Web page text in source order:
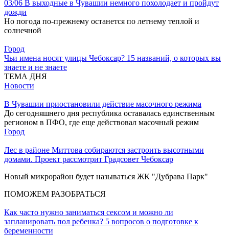
03/06 В выходные в Чувашии немного похолодает и пройдут
дожди
Но погода по-прежнему останется по летнему теплой и
солнечной
Город
Чьи имена носят улицы Чебоксар? 15 названий, о которых вы
знаете и не знаете
ТЕМА ДНЯ
Новости
В Чувашии приостановили действие масочного режима
До сегодняшнего дня республика оставалась единственным
регионом в ПФО, где еще действовал масочный режим
Город
Лес в районе Миттова собираются застроить высотными
домами. Проект рассмотрит Градсовет Чебоксар
Новый микрорайон будет называться ЖК "Дубрава Парк"
ПОМОЖЕМ РАЗОБРАТЬСЯ
Как часто нужно заниматься сексом и можно ли
запланировать пол ребенка? 5 вопросов о подготовке к
беременности